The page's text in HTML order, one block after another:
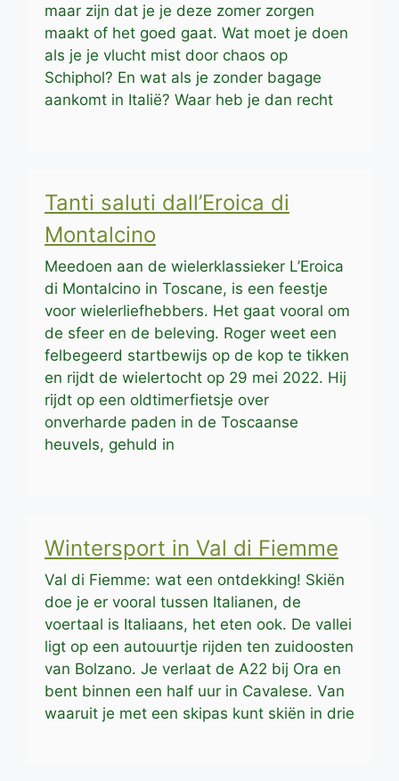
maar zijn dat je je deze zomer zorgen
maakt of het goed gaat. Wat moet je doen
als je je vlucht mist door chaos op
Schiphol? En wat als je zonder bagage
aankomt in Italië? Waar heb je dan recht
Tanti saluti dall’Eroica di
Montalcino
Meedoen aan de wielerklassieker L’Eroica
di Montalcino in Toscane, is een feestje
voor wielerliefhebbers. Het gaat vooral om
de sfeer en de beleving. Roger weet een
felbegeerd startbewijs op de kop te tikken
en rijdt de wielertocht op 29 mei 2022. Hij
rijdt op een oldtimerfietsje over
onverharde paden in de Toscaanse
heuvels, gehuld in
Wintersport in Val di Fiemme
Val di Fiemme: wat een ontdekking! Skiën
doe je er vooral tussen Italianen, de
voertaal is Italiaans, het eten ook. De vallei
ligt op een autouurtje rijden ten zuidoosten
van Bolzano. Je verlaat de A22 bij Ora en
bent binnen een half uur in Cavalese. Van
waaruit je met een skipas kunt skiën in drie